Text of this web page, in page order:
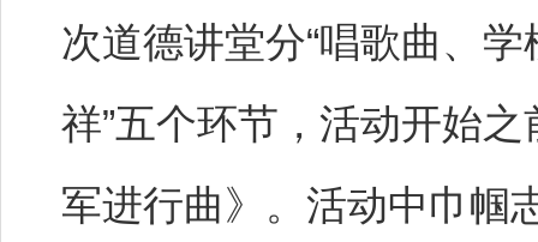
次道德讲堂分“唱歌曲、
祥”五个环节，活动开始
军进行曲》。活动中巾帼